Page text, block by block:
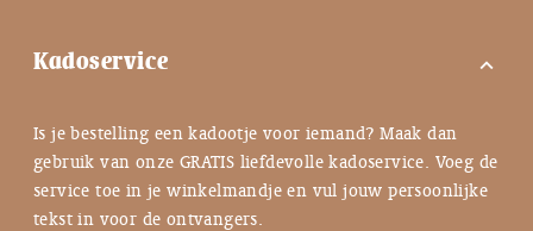
Kadoservice expand_more
Is je bestelling een kadootje voor iemand? Maak dan
gebruik van onze GRATIS liefdevolle kadoservice. Voeg de
service toe in je winkelmandje en vul jouw persoonlijke
tekst in voor de ontvangers.